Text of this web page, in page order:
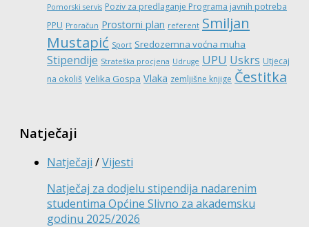
Pomorski servis Poziv za predlaganje Programa javnih potreba
PPU Proračun Prostorni plan referent Smiljan
Mustapić Sport Sredozemna voćna muha
Stipendije Strateška procjena Udruge UPU Uskrs Utjecaj
na okoliš Velika Gospa Vlaka zemljišne knjige Čestitka
Natječaji
Natječaji /Vijesti
Natječaj za dodjelu stipendija nadarenim
studentima Općine Slivno za akademsku
godinu 2025/2026